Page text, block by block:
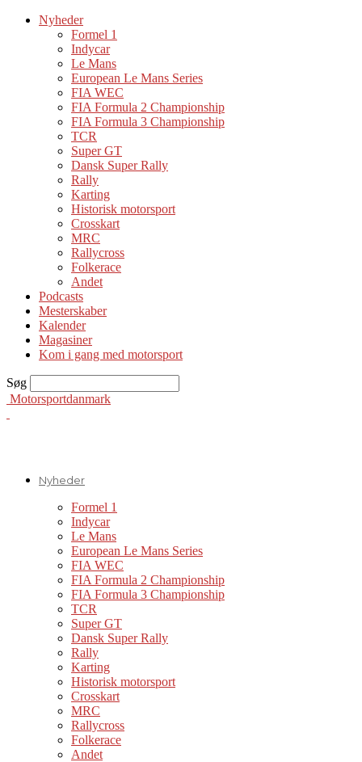
Nyheder
Formel 1
Indycar
Le Mans
European Le Mans Series
FIA WEC
FIA Formula 2 Championship
FIA Formula 3 Championship
TCR
Super GT
Dansk Super Rally
Rally
Karting
Historisk motorsport
Crosskart
MRC
Rallycross
Folkerace
Andet
Podcasts
Mesterskaber
Kalender
Magasiner
Kom i gang med motorsport
Søg
Motorsportdanmark
Nyheder
Formel 1
Indycar
Le Mans
European Le Mans Series
FIA WEC
FIA Formula 2 Championship
FIA Formula 3 Championship
TCR
Super GT
Dansk Super Rally
Rally
Karting
Historisk motorsport
Crosskart
MRC
Rallycross
Folkerace
Andet